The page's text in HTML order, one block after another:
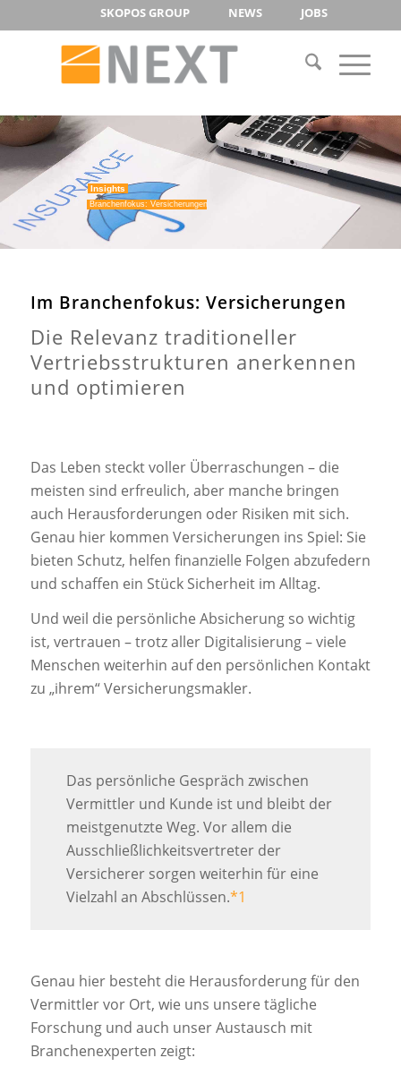
SKOPOS GROUP NEWS JOBS
Branchenfokus: Versicherungen
Insights
Im Branchenfokus: Versicherungen
Die Relevanz traditioneller
Vertriebsstrukturen anerkennen
und optimieren
Das Leben steckt voller Überraschungen – die
meisten sind erfreulich, aber manche bringen
auch Herausforderungen oder Risiken mit sich.
Genau hier kommen Versicherungen ins Spiel: Sie
bieten Schutz, helfen finanzielle Folgen abzufedern
und schaffen ein Stück Sicherheit im Alltag.
Und weil die persönliche Absicherung so wichtig
ist, vertrauen – trotz aller Digitalisierung – viele
Menschen weiterhin auf den persönlichen Kontakt
zu „ihrem“ Versicherungsmakler.
Das persönliche Gespräch zwischen
Vermittler und Kunde ist und bleibt der
meistgenutzte Weg. Vor allem die
Ausschließlichkeitsvertreter der
Versicherer sorgen weiterhin für eine
Vielzahl an Abschlüssen.*1
Genau hier besteht die Herausforderung für den
Vermittler vor Ort, wie uns unsere tägliche
Forschung und auch unser Austausch mit
Branchenexperten zeigt: